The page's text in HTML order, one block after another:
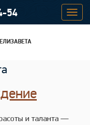
54
ЕЛИЗАВЕТА
и таланта —